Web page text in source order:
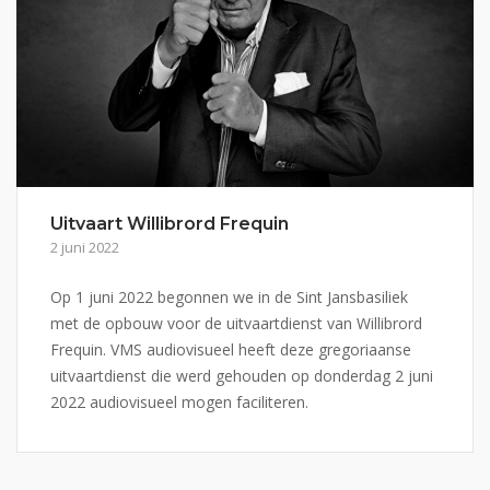
Uitvaart Willibrord Frequin
2 juni 2022
Op 1 juni 2022 begonnen we in de Sint Jansbasiliek
met de opbouw voor de uitvaartdienst van Willibrord
Frequin. VMS audiovisueel heeft deze gregoriaanse
uitvaartdienst die werd gehouden op donderdag 2 juni
2022 audiovisueel mogen faciliteren.